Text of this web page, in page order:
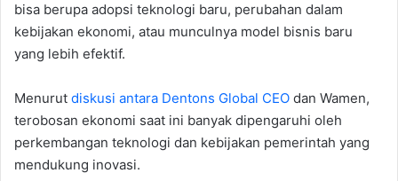
bisa berupa adopsi teknologi baru, perubahan dalam
kebijakan ekonomi, atau munculnya model bisnis baru
yang lebih efektif.
Menurut diskusi antara Dentons Global CEO dan Wamen,
terobosan ekonomi saat ini banyak dipengaruhi oleh
perkembangan teknologi dan kebijakan pemerintah yang
mendukung inovasi.